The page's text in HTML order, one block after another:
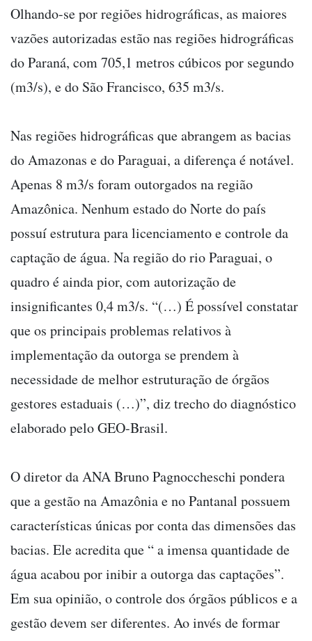
Olhando-se por regiões hidrográficas, as maiores
vazões autorizadas estão nas regiões hidrográficas
do Paraná, com 705,1 metros cúbicos por segundo
(m3/s), e do São Francisco, 635 m3/s.
Nas regiões hidrográficas que abrangem as bacias
do Amazonas e do Paraguai, a diferença é notável.
Apenas 8 m3/s foram outorgados na região
Amazônica. Nenhum estado do Norte do país
possuí estrutura para licenciamento e controle da
captação de água. Na região do rio Paraguai, o
quadro é ainda pior, com autorização de
insignificantes 0,4 m3/s. “(…) É possível constatar
que os principais problemas relativos à
implementação da outorga se prendem à
necessidade de melhor estruturação de órgãos
gestores estaduais (…)”, diz trecho do diagnóstico
elaborado pelo GEO-Brasil.
O diretor da ANA Bruno Pagnoccheschi pondera
que a gestão na Amazônia e no Pantanal possuem
características únicas por conta das dimensões das
bacias. Ele acredita que “ a imensa quantidade de
água acabou por inibir a outorga das captações”.
Em sua opinião, o controle dos órgãos públicos e a
gestão devem ser diferentes. Ao invés de formar